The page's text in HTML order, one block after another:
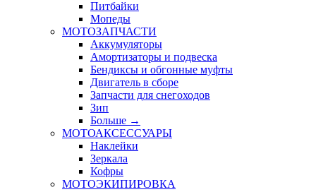
Питбайки
Мопеды
МОТОЗАПЧАСТИ
Аккумуляторы
Амортизаторы и подвеска
Бендиксы и обгонные муфты
Двигатель в сборе
Запчасти для снегоходов
Зип
Больше →
МОТОАКСЕССУАРЫ
Наклейки
Зеркала
Кофры
МОТОЭКИПИРОВКА